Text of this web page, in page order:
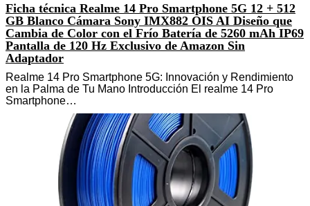
Ficha técnica Realme 14 Pro Smartphone 5G 12 + 512
GB Blanco Cámara Sony IMX882 OIS AI Diseño que
Cambia de Color con el Frío Batería de 5260 mAh IP69
Pantalla de 120 Hz Exclusivo de Amazon Sin
Adaptador
Realme 14 Pro Smartphone 5G: Innovación y Rendimiento
en la Palma de Tu Mano Introducción El realme 14 Pro
Smartphone…